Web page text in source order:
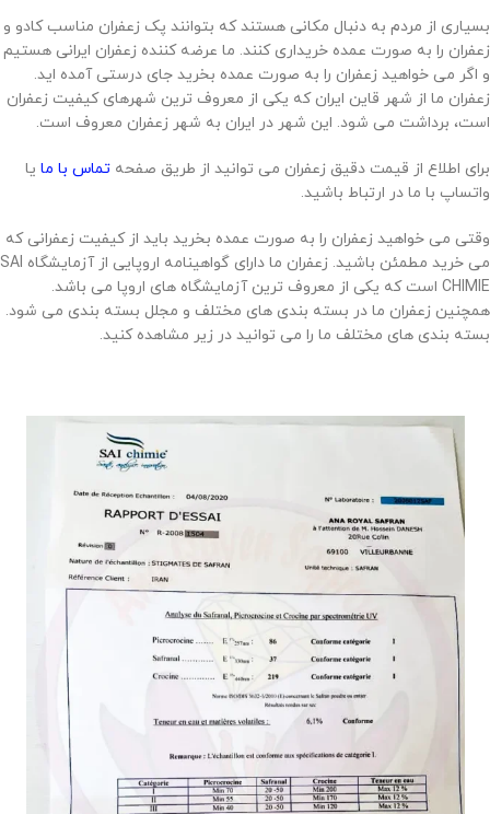
بسیاری از مردم به دنبال مکانی هستند که بتوانند پک زعفران مناسب کادو و
زعفران را به صورت عمده خریداری کنند. ما عرضه کننده زعفران ایرانی هستیم
و اگر می خواهید زعفران را به صورت عمده بخرید جای درستی آمده اید.
زعفران ما از شهر قاین ایران که یکی از معروف ترین شهرهای کیفیت زعفران
است، برداشت می شود. این شهر در ایران به شهر زعفران معروف است.
برای اطلاع از قیمت دقیق زعفران می توانید از طریق صفحه تماس با ما یا
واتساپ با ما در ارتباط باشید.
وقتی می خواهید زعفران را به صورت عمده بخرید باید از کیفیت زعفرانی که
می خرید مطمئن باشید. زعفران ما دارای گواهینامه اروپایی از آزمایشگاه SAI
CHIMIE است که یکی از معروف ترین آزمایشگاه های اروپا می باشد.
همچنین زعفران ما در بسته بندی های مختلف و مجلل بسته بندی می شود.
بسته بندی های مختلف ما را می توانید در زیر مشاهده کنید.